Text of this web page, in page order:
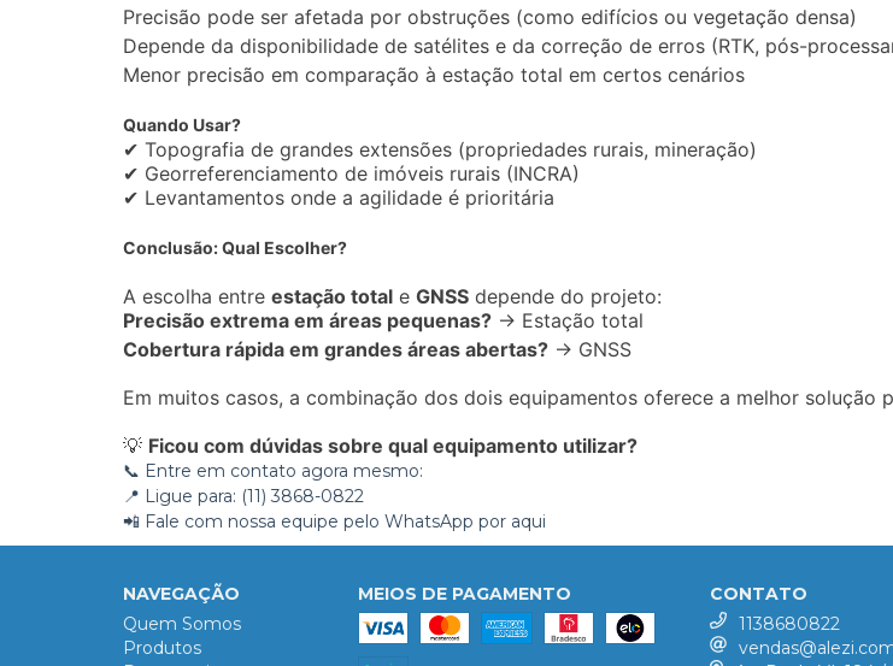
Precisão pode ser afetada por obstruções (como edifícios ou vegetação densa)
Depende da disponibilidade de satélites e da correção de erros (RTK, pós-
Menor precisão em comparação à estação total em certos cenários
Quando Usar?
✔ Topografia de grandes extensões (propriedades rurais, mineração)
✔ Georreferenciamento de imóveis rurais (INCRA)
✔ Levantamentos onde a agilidade é prioritária
Conclusão: Qual Escolher?
A escolha entre estação total e GNSS depende do projeto:
Precisão extrema em áreas pequenas? → Estação total
Cobertura rápida em grandes áreas abertas? → GNSS
Em muitos casos, a combinação dos dois equipamentos oferece a melhor
💡 Ficou com dúvidas sobre qual equipamento utilizar?
📞 Entre em contato agora mesmo:
📍 Ligue para: (11) 3868-0822
📲 Fale com nossa equipe pelo WhatsApp por aqui
NAVEGAÇÃO
Quem Somos
Produtos
MEIOS DE PAGAMENTO
CONTATO
1138680822